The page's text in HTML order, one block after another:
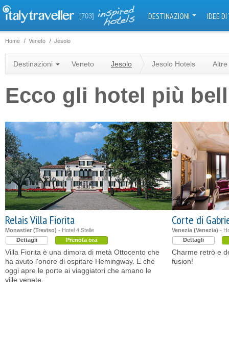
[703] DESTINAZIONI IDEE
Home Veneto Jesolo
Destinazioni Veneto Jesolo Jesolo Hotels
Ecco gli hotel più
Relais Villa Fiorita
Monastier (Treviso) - Hotel 4 Stelle
Dettagli
Prenota ora
Villa Fiorita è una dimora di metà Ottocento che
ha avuto l'onore di ospitare Hemingway. E che
oggi apre le porte ai viaggiatori che amano le
ville venete.
Corte di
Venezia (Venezia) -
Dettagli
Charme retrò e
fusion!